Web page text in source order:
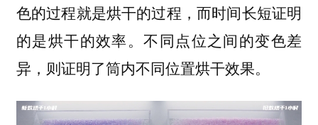
色的过程就是烘干的过程，而时间长短证明
的是烘干的效率。不同点位之间的变色差
异，则证明了筒内不同位置烘干效果。